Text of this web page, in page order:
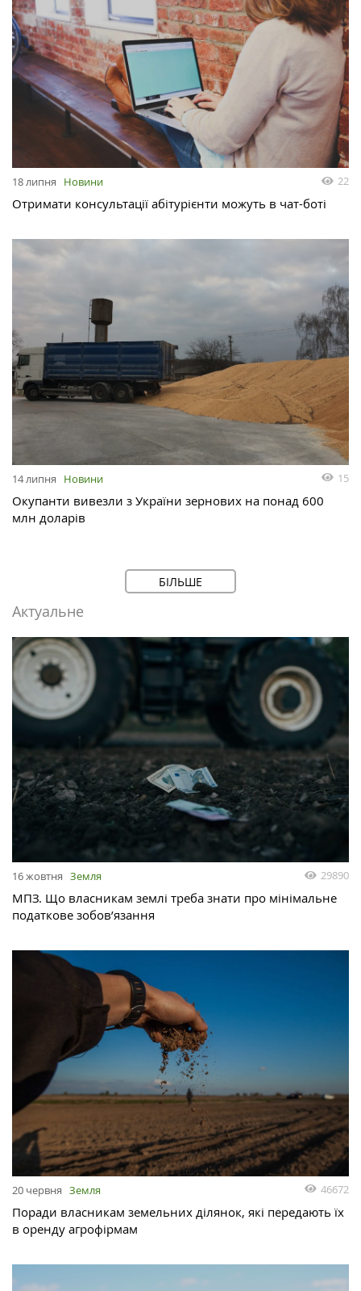
18 липня Новини 22
Отримати консультації абітурієнти можуть в чат-боті
14 липня Новини 15
Окупанти вивезли з України зернових на понад 600
млн доларів
БІЛЬШЕ
Актуальне
16 жовтня Земля 29890
МПЗ. Що власникам землі треба знати про мінімальне
податкове зобов’язання
20 червня Земля 46672
Поради власникам земельних ділянок, які передають їх
в оренду агрофірмам